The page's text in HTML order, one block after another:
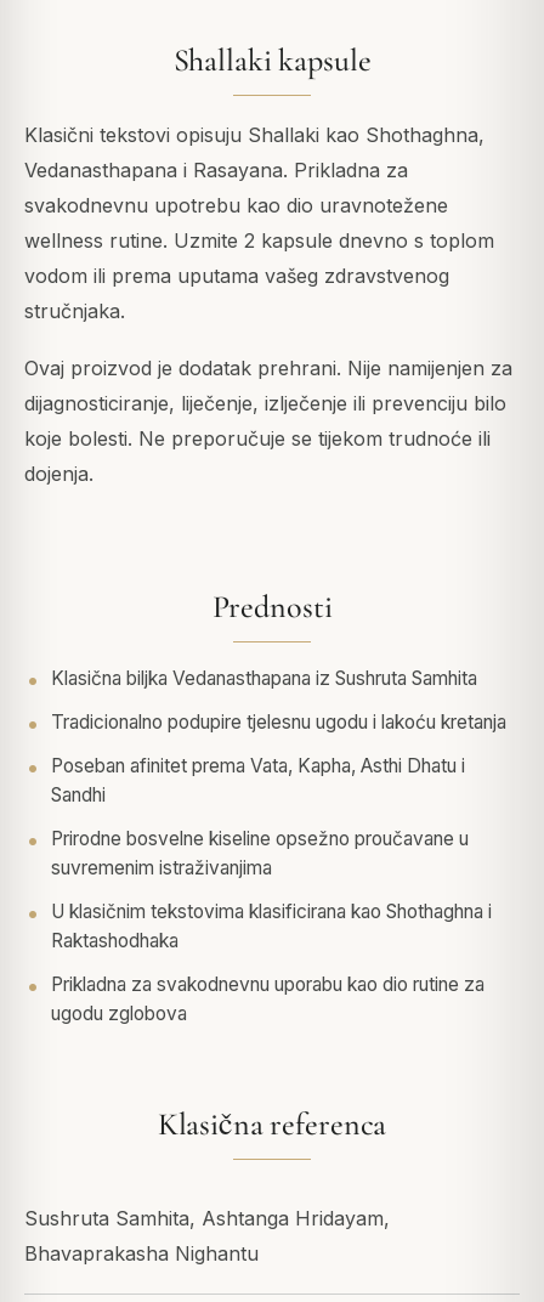
Shallaki kapsule
Klasični tekstovi opisuju Shallaki kao Shothaghna,
Vedanasthapana i Rasayana. Prikladna za
svakodnevnu upotrebu kao dio uravnotežene
wellness rutine. Uzmite 2 kapsule dnevno s toplom
vodom ili prema uputama vašeg zdravstvenog
stručnjaka.
Ovaj proizvod je dodatak prehrani. Nije namijenjen za
dijagnosticiranje, liječenje, izlječenje ili prevenciju bilo
koje bolesti. Ne preporučuje se tijekom trudnoće ili
dojenja.
Prednosti
Klasična biljka Vedanasthapana iz Sushruta Samhita
Tradicionalno podupire tjelesnu ugodu i lakoću kretanja
Poseban afinitet prema Vata, Kapha, Asthi Dhatu i
Sandhi
Prirodne bosvelne kiseline opsežno proučavane u
suvremenim istraživanjima
U klasičnim tekstovima klasificirana kao Shothaghna i
Raktashodhaka
Prikladna za svakodnevnu uporabu kao dio rutine za
ugodu zglobova
Klasična referenca
Sushruta Samhita, Ashtanga Hridayam,
Bhavaprakasha Nighantu